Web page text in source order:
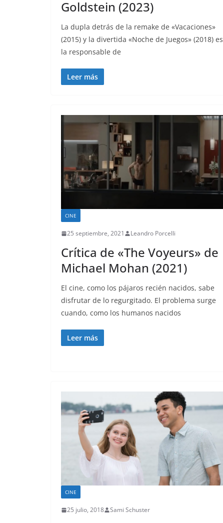
Goldstein (2023)
La dupla detrás de la remake de «Vacaciones»
(2015) y la divertida «Noche de Juegos» (2018) es
la responsable de
Leer más
CINE
25 septiembre, 2021 Leandro Porcelli
Crítica de «The Voyeurs» de
Michael Mohan (2021)
El cine, como los pájaros recién nacidos, sabe
disfrutar de lo regurgitado. El problema surge
cuando, como los humanos nacidos
Leer más
CINE
25 julio, 2018 Sami Schuster